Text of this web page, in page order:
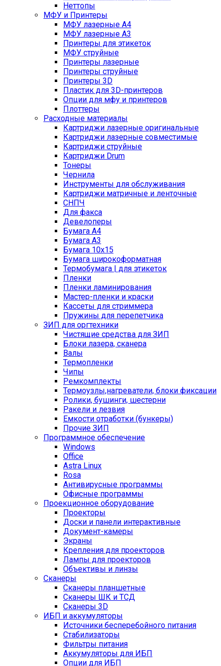
Неттопы
МФУ и Принтеры
МФУ лазерные А4
МФУ лазерные А3
Принтеры для этикеток
МФУ струйные
Принтеры лазерные
Принтеры струйные
Принтеры 3D
Пластик для 3D-принтеров
Опции для мфу и принтеров
Плоттеры
Расходные материалы
Картриджи лазерные оригинальные
Картриджи лазерные совместимые
Картриджи струйные
Картриджи Drum
Тонеры
Чернила
Инструменты для обслуживания
Картриджи матричные и ленточные
СНПЧ
Для факса
Девелоперы
Бумага A4
Бумага A3
Бумага 10x15
Бумага широкоформатная
Термобумага | для этикеток
Пленки
Пленки ламинирования
Мастер-пленки и краски
Кассеты для стриммера
Пружины для перепетчика
ЗИП для оргтехники
Чистящие средства для ЗИП
Блоки лазера, сканера
Валы
Термопленки
Чипы
Ремкомплекты
Термоузлы,нагреватели, блоки фиксации
Ролики, бушинги, шестерни
Ракели и лезвия
Емкости отработки (бункеры)
Прочие ЗИП
Программное обеспечение
Windows
Office
Astra Linux
Rosa
Антивирусные программы
Офисные программы
Проекционное оборудование
Проекторы
Доски и панели интерактивные
Документ-камеры
Экраны
Крепления для проекторов
Лампы для проекторов
Объективы и линзы
Сканеры
Сканеры планшетные
Сканеры ШК и ТСД
Сканеры 3D
ИБП и аккумуляторы
Источники бесперебойного питания
Стабилизаторы
Фильтры питания
Аккумуляторы для ИБП
Опции для ИБП